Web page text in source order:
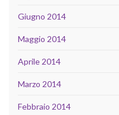
Giugno 2014
Maggio 2014
Aprile 2014
Marzo 2014
Febbraio 2014